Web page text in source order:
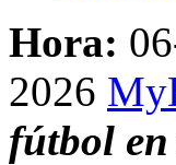
Hora:
2026
fútbol en